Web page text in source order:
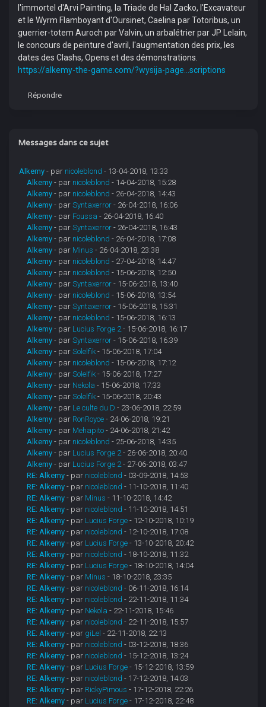
l'immortel d'Arvi Painting, la Triade de Hal Zacko, l'Excavateur
et le Wyrm Flamboyant d'Oursinet, Caelina par Totoribus, un
guerrier-totem Auroch par Valvin, un arbalétrier par JP Lelain,
le concours de peinture d'avril, l'augmentation des prix, les
dates des Clashs, Opens et des démonstrations.
https://alkemy-the-game.com/?wysija-page...scriptions
Répondre
Messages dans ce sujet
Alkemy - par nicoleblond - 13-04-2018, 13:33
Alkemy - par nicoleblond - 14-04-2018, 15:28
Alkemy - par nicoleblond - 26-04-2018, 14:43
Alkemy - parSyntaxerror - 26-04-2018, 16:06
Alkemy - par Foussa - 26-04-2018, 16:40
Alkemy - parSyntaxerror - 26-04-2018, 16:43
Alkemy - par nicoleblond - 26-04-2018, 17:08
Alkemy - par Minus - 26-04-2018, 23:38
Alkemy - par nicoleblond - 27-04-2018, 14:47
Alkemy - par nicoleblond - 15-06-2018, 12:50
Alkemy - parSyntaxerror - 15-06-2018, 13:40
Alkemy - par nicoleblond - 15-06-2018, 13:54
Alkemy - parSyntaxerror - 15-06-2018, 15:31
Alkemy - par nicoleblond - 15-06-2018, 16:13
Alkemy - par Lucius Forge 2- 15-06-2018, 16:17
Alkemy - parSyntaxerror - 15-06-2018, 16:39
Alkemy - parSolelfik - 15-06-2018, 17:04
Alkemy - par nicoleblond - 15-06-2018, 17:12
Alkemy - parSolelfik - 15-06-2018, 17:27
Alkemy - par Nekola - 15-06-2018, 17:33
Alkemy - parSolelfik - 15-06-2018, 20:43
Alkemy - par Le culte du D - 23-06-2018, 22:59
Alkemy - par RonRoyce - 24-06-2018, 19:21
Alkemy - par Mehapito - 24-06-2018, 21:42
Alkemy - par nicoleblond - 25-06-2018, 14:35
Alkemy - par Lucius Forge 2- 26-06-2018, 20:40
Alkemy - par Lucius Forge 2- 27-06-2018, 03:47
RE: Alkemy - par nicoleblond - 03-09-2018, 14:53
RE: Alkemy - par nicoleblond - 11-10-2018, 11:40
RE: Alkemy - par Minus - 11-10-2018, 14:42
RE: Alkemy - par nicoleblond - 11-10-2018, 14:51
RE: Alkemy - par Lucius Forge - 12-10-2018, 10:19
RE: Alkemy - par nicoleblond - 12-10-2018, 17:08
RE: Alkemy - par Lucius Forge - 13-10-2018, 20:42
RE: Alkemy - par nicoleblond - 18-10-2018, 11:32
RE: Alkemy - par Lucius Forge - 18-10-2018, 14:04
RE: Alkemy - par Minus - 18-10-2018, 23:35
RE: Alkemy - par nicoleblond - 06-11-2018, 16:14
RE: Alkemy - par nicoleblond - 22-11-2018, 11:34
RE: Alkemy - par Nekola - 22-11-2018, 15:46
RE: Alkemy - par nicoleblond - 22-11-2018, 15:57
RE: Alkemy - par giLel - 22-11-2018, 22:13
RE: Alkemy - par nicoleblond - 03-12-2018, 18:36
RE: Alkemy - par nicoleblond - 15-12-2018, 13:24
RE: Alkemy - par Lucius Forge - 15-12-2018, 13:59
RE: Alkemy - par nicoleblond - 17-12-2018, 14:03
RE: Alkemy - par RickyPimous - 17-12-2018, 22:26
RE: Alkemy - par Lucius Forge - 17-12-2018, 22:48